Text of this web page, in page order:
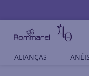
ALIANÇAS ANÉIS